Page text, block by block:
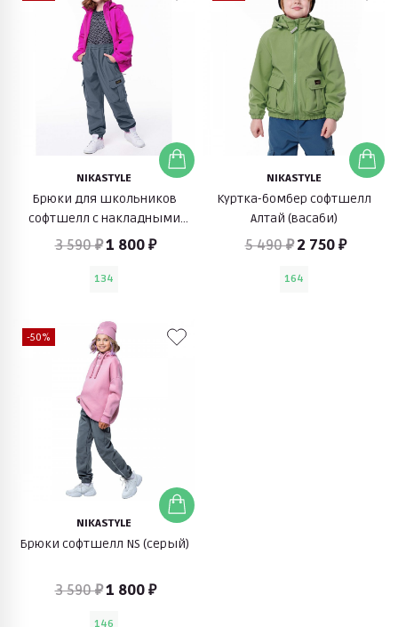
NIKASTYLE
Брюки для школьников
софтшелл с накладными
карманами Карго (серый)
3 590 ₽1 800 ₽
134
NIKASTYLE
Куртка-бомбер софтшелл
Алтай (васаби)
5 490 ₽ 2 750 ₽
164
-50%
NIKASTYLE
Брюки софтшелл NS (серый)
3 590 ₽1 800 ₽
146